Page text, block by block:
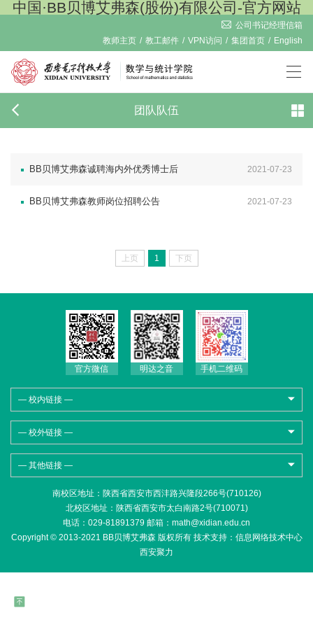
中国·BB贝博艾弗森(股份)有限公司-官方网站
公司书记经理信箱
教师主页 / 教工邮件 / VPN访问 / 集团首页 / English
团队队伍
BB贝博艾弗森诚聘海内外优秀博士后 2021-07-23
BB贝博艾弗森教师岗位招聘公告 2021-07-23
上页 1 下页
官方微信 明达之音 手机二维码
— 校内链接 —
— 校外链接 —
— 其他链接 —
南校区地址：陕西省西安市西沣路兴隆段266号(710126)
北校区地址：陕西省西安市太白南路2号(710071)
电话：029-81891379 邮箱：math@xidian.edu.cn
Copyright © 2013-2021 BB贝博艾弗森 版权所有 技术支持： 信息网络技术中心
西安聚力